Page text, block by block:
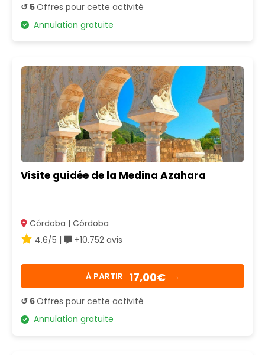
↺ 5Offres pour cette activité
Annulation gratuite
Visite guidée de la Medina Azahara
Córdoba | Córdoba
4.6/5 |
+10.752 avis
Á PARTIR 17,00€ →
↺ 6Offres pour cette activité
Annulation gratuite